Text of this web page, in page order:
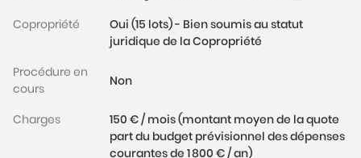
proximité immédiate des transports (métros Gare
de l’Est, Poissonnière et Gare du Nord), des
DPE : E
Les informations sur les risques auxquels ce bien est
exposé sont disponibles sur le site
www.georisques.gouv.fr
Copropriété
Oui (15 lots) - Bien soumis au statut
juridique de la Copropriété
Procédure en
cours
Non
Charges
150 € / mois (montant moyen de la quote
part du budget prévisionnel des dépenses
courantes de 1 800 € / an)